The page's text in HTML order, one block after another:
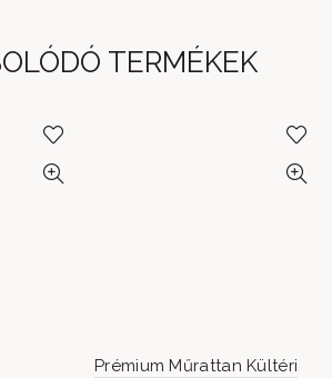
TERMÉKEK
Prémium Műrattan Kültéri